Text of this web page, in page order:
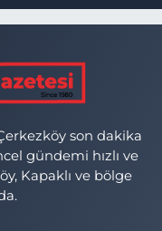
son dakika
gündemi hızlı ve
Kapaklı ve bölge